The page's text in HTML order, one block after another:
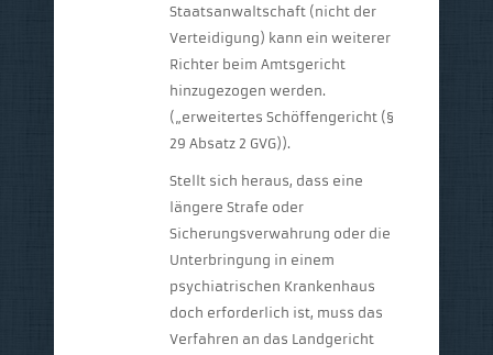
Staatsanwaltschaft (nicht der
Verteidigung) kann ein weiterer
Richter beim Amtsgericht
hinzugezogen werden.
(„erweitertes Schöffengericht (§
29 Absatz 2 GVG)).
Stellt sich heraus, dass eine
längere Strafe oder
Sicherungsverwahrung oder die
Unterbringung in einem
psychiatrischen Krankenhaus
doch erforderlich ist, muss das
Verfahren an das Landgericht